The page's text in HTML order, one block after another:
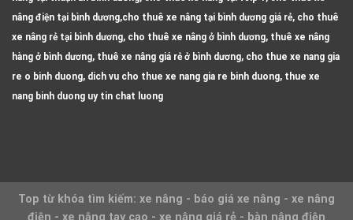
nâng điện tại bình dương,cho thuê xe nâng tại bình dương giá rẻ, cho thuê
xe nâng rẻ tại bình dương, cho thuê xe nâng ở bình dương, thuê xe nâng
hàng ở bình dương, thuê xe nâng giá rẻ ở bình dương, cho thue xe nang gia
re o binh duong, dich vu cho thue xe nang gia re binh duong, thue xe
nang binh duong uy tin chat luong
Top từ khóa tìm kiếm: xe nâng - báo giá xe nâng - xe nâng
điện - xe nâng tay cao - xe nâng giá rẻ - bàn nâng điện